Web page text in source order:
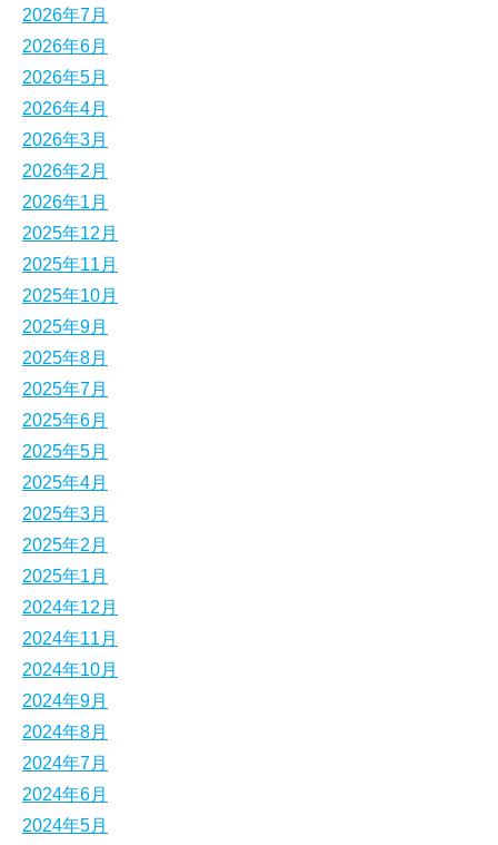
2026年7月
2026年6月
2026年5月
2026年4月
2026年3月
2026年2月
2026年1月
2025年12月
2025年11月
2025年10月
2025年9月
2025年8月
2025年7月
2025年6月
2025年5月
2025年4月
2025年3月
2025年2月
2025年1月
2024年12月
2024年11月
2024年10月
2024年9月
2024年8月
2024年7月
2024年6月
2024年5月